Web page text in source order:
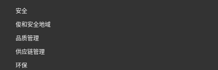
安全
俊和安全地域
品质管理
供应链管理
环保